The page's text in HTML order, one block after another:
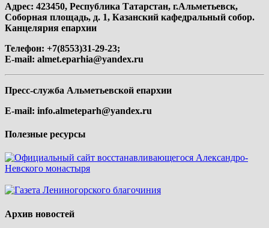
Адрес: 423450, Республика Татарстан, г.Альметьевск,
Соборная площадь, д. 1, Казанский кафедральный собор.
Канцелярия епархии
Телефон: +7(8553)31-29-23;
E-mail: almet.eparhia@yandex.ru
Пресс-служба Альметьевской епархии
E-mail: info.almeteparh@yandex.ru
Полезные ресурсы
Архив новостей